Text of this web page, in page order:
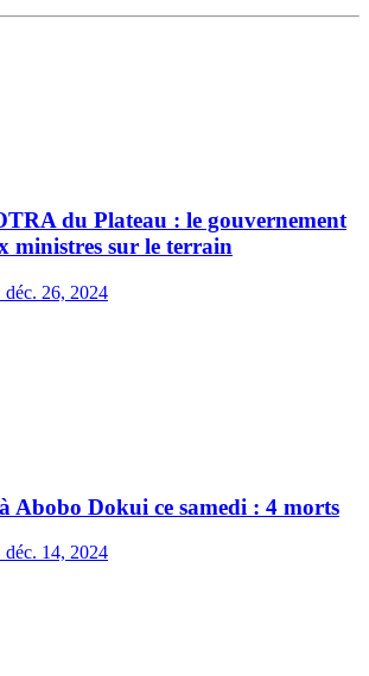
du Plateau : le gouvernement
ministres sur le terrain
déc. 26, 2024
Abobo Dokui ce samedi : 4 morts
déc. 14, 2024